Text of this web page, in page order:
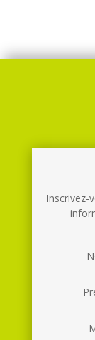
Inscrivez-